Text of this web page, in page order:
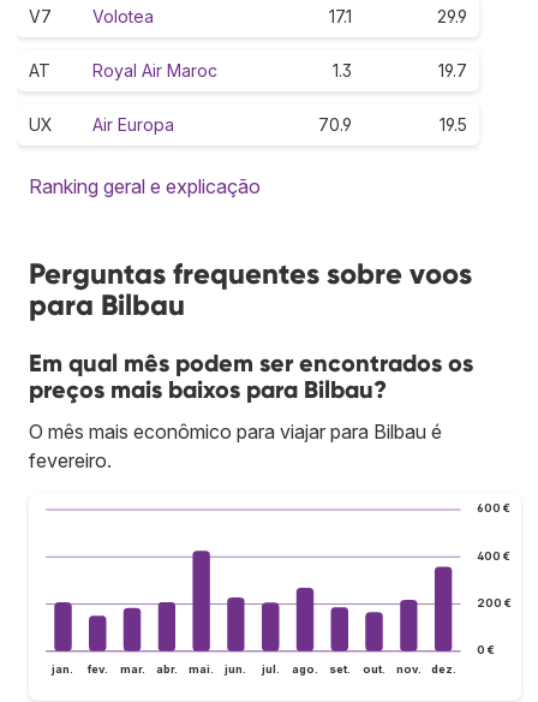
V7 Volotea 17.1 29.9
AT Royal Air Maroc 1.3 19.7
UX Air Europa 70.9 19.5
Ranking geral e explicação
Perguntas frequentes sobre voos
para Bilbau
Em qual mês podem ser encontrados os
preços mais baixos para Bilbau?
O mês mais econômico para viajar para Bilbau é
fevereiro.
0 €
200 €
400 €
600 €
jan. fev. mar. abr. mai. jun. jul. ago. set. out. nov. dez.